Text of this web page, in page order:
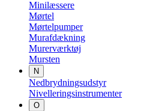
Minilæssere
Mørtel
Mørtelpumper
Murafdækning
Murerværktøj
Mursten
N
Nedbrydningsudstyr
Nivelleringsinstrumenter
O